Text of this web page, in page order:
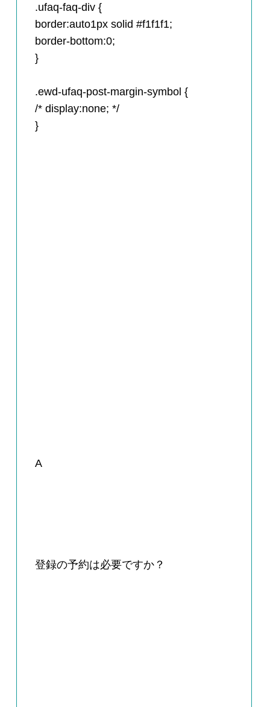
.ufaq-faq-div {
border:auto1px solid #f1f1f1;
border-bottom:0;
}
.ewd-ufaq-post-margin-symbol {
/* display:none; */
}
A
登録の予約は必要ですか？